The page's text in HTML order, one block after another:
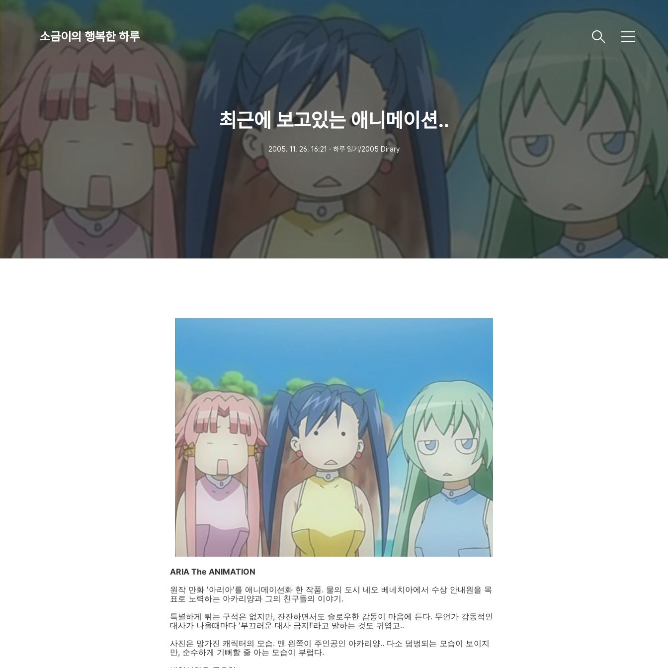
소금이의 행복한 하루
메
최근에 보고있는 애니메이션..
2005. 11. 26. 16:21 ㆍ 하루 일기/2005 Dirary
ARIA The ANIMATION
원작 만화 '아리아'를 애니메이션화 한 작품. 물의 도시 네오 베네치아에서 수상 안내원을 목
표로 노력하는 아카리양과 그의 친구들의 이야기.
특별하게 튀는 구석은 없지만, 잔잔하면서도 슬로우한 감동이 마음에 든다. 무언가 감동적인
대사가 나올때마다 '부끄러운 대사 금지!'라고 말하는 것도 귀엽고..
사진은 망가진 캐릭터의 모습. 맨 왼쪽이 주인공인 아카리양.. 다소 덤벙되는 모습이 보이지
만, 순수하게 기뻐할 줄 아는 모습이 부럽다.